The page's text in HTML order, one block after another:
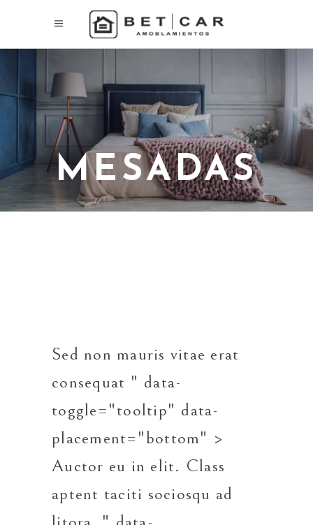
MESADAS
Sed non mauris vitae erat
consequat " data-
toggle="tooltip" data-
placement="bottom" >
Auctor eu in elit. Class
aptent taciti sociosqu ad